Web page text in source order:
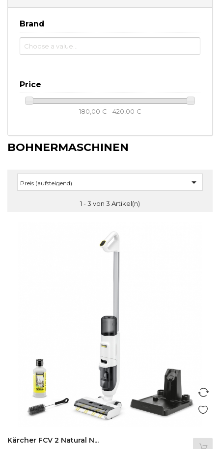
Brand
Price
180,00 € - 420,00 €
BOHNERMASCHINEN
Preis (aufsteigend) 
1 - 3 von 3 Artikel(n)
Kärcher FCV 2 Natural N...